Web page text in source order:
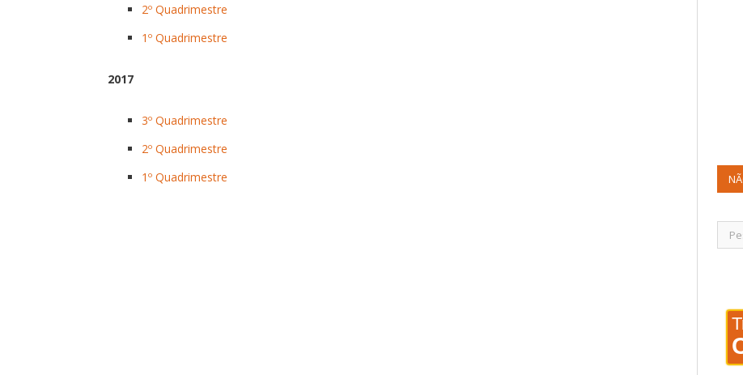
2º Quadrimestre
1º Quadrimestre
2017
3º Quadrimestre
2º Quadrimestre
1º Quadrimestre